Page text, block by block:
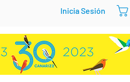
Inicia Sesión